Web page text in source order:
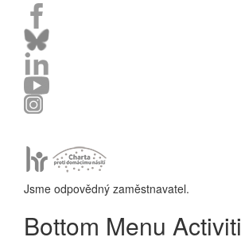
Jsme odpovědný zaměstnavatel.
Bottom Menu